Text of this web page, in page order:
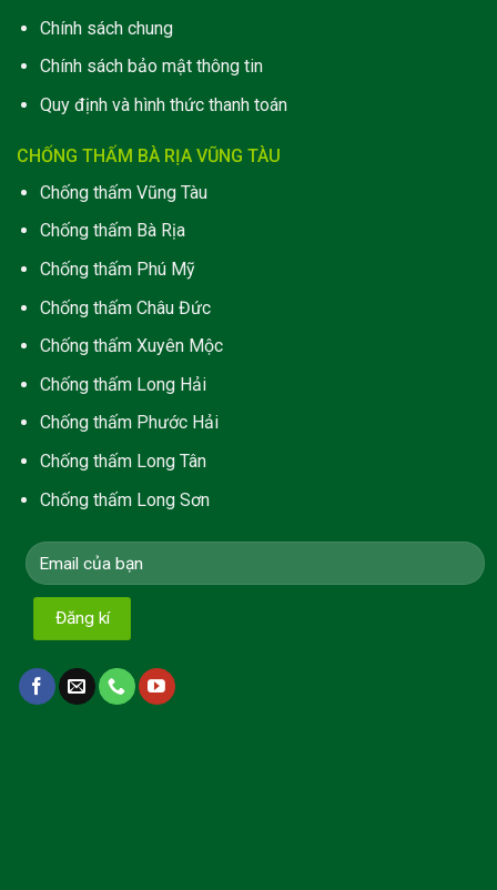
Chính sách chung
Chính sách bảo mật thông tin
Quy định và hình thức thanh toán
CHỐNG THẤM BÀ RỊA VŨNG TÀU
Chống thấm Vũng Tàu
Chống thấm Bà Rịa
Chống thấm Phú Mỹ
Chống thấm Châu Đức
Chống thấm Xuyên Mộc
Chống thấm Long Hải
Chống thấm Phước Hải
Chống thấm Long Tân
Chống thấm Long Sơn